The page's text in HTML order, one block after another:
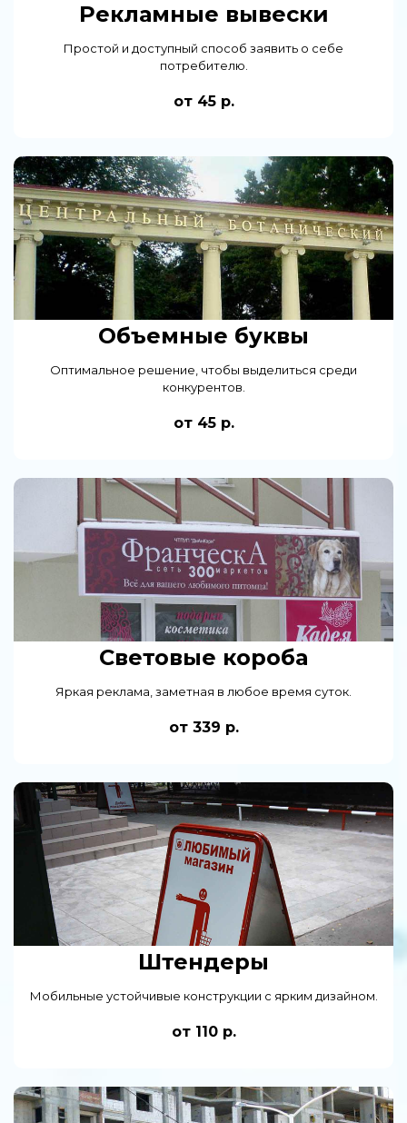
Рекламные вывески
Простой и доступный способ заявить о себе
потребителю.
от 45 р.
Объемные буквы
Оптимальное решение, чтобы выделиться среди
конкурентов.
от 45 р.
Световые короба
Яркая реклама, заметная в любое время суток.
от 339 р.
Штендеры
Мобильные устойчивые конструкции с ярким дизайном.
от 110 р.